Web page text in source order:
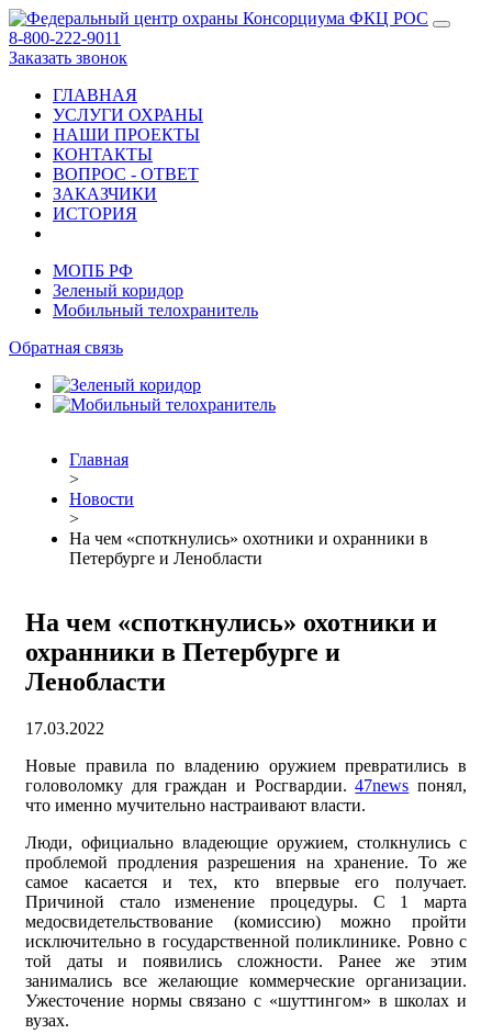
8-800-222-9011
Заказать звонок
ГЛАВНАЯ
УСЛУГИ ОХРАНЫ
НАШИ ПРОЕКТЫ
КОНТАКТЫ
ВОПРОС - ОТВЕТ
ЗАКАЗЧИКИ
ИСТОРИЯ
МОПБ РФ
Зеленый коридор
Мобильный телохранитель
Обратная связь
Главная
>
Новости
>
На чем «споткнулись» охотники и охранники в
Петербурге и Ленобласти
На чем «споткнулись» охотники и
охранники в Петербурге и
Ленобласти
17.03.2022
Новые правила по владению оружием превратились в
головоломку для граждан и Росгвардии.47news понял,
что именно мучительно настраивают власти.
Люди, официально владеющие оружием, столкнулись с
проблемой продления разрешения на хранение. То же
самое касается и тех, кто впервые его получает.
Причиной стало изменение процедуры. С 1 марта
медосвидетельствование (комиссию) можно пройти
исключительно в государственной поликлинике. Ровно с
той даты и появились сложности. Ранее же этим
занимались все желающие коммерческие организации.
Ужесточение нормы связано с «шуттингом» в школах и
вузах.